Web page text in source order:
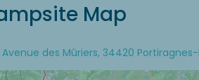
Map
des Mûriers, 34420